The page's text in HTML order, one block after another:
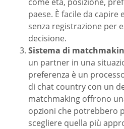
paese. È facile da
senza registrazione per
decisione.
Sistema di
un partner in una
preferenza è un
di chat country con un
matchmaking offrono
opzioni che potrebbero
scegliere quella più